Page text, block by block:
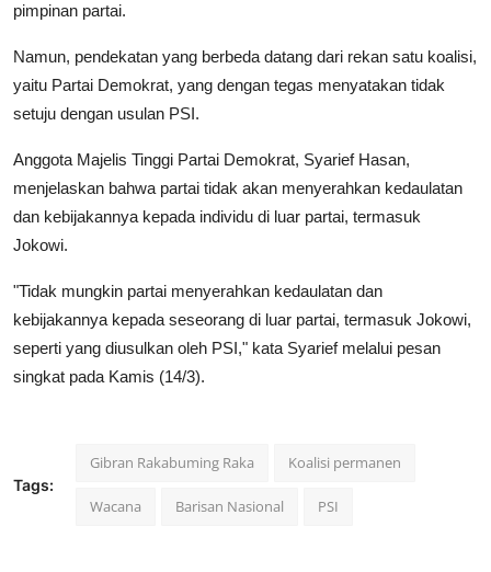
pimpinan partai.
Namun, pendekatan yang berbeda datang dari rekan satu koalisi,
yaitu Partai Demokrat, yang dengan tegas menyatakan tidak
setuju dengan usulan PSI.
Anggota Majelis Tinggi Partai Demokrat, Syarief Hasan,
menjelaskan bahwa partai tidak akan menyerahkan kedaulatan
dan kebijakannya kepada individu di luar partai, termasuk
Jokowi.
"Tidak mungkin partai menyerahkan kedaulatan dan
kebijakannya kepada seseorang di luar partai, termasuk Jokowi,
seperti yang diusulkan oleh PSI," kata Syarief melalui pesan
singkat pada Kamis (14/3).
Tags:
Gibran Rakabuming Raka Koalisi permanen
Wacana Barisan Nasional PSI